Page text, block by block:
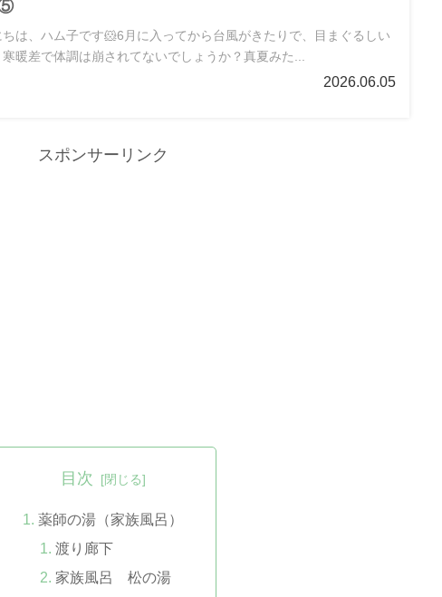
⑤
ちは、ハム子です🐹6月に入ってから台風がきたりで、目まぐるしい
暖差で体調は崩されてないでしょうか？真夏みた...
2026.06.05
スポンサーリンク
目次
薬師の湯（家族風呂）
渡り廊下
家族風呂 松の湯